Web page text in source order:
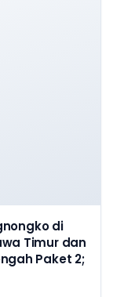
di
Timur dan
Paket 2;